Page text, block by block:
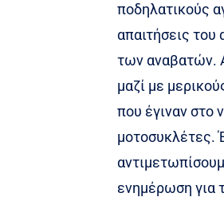
ποδηλατικούς
απαιτήσεις
των αναβατών.
μαζί με
που έγιναν στο
μοτοσυκλέτες.
ενημέρωση για